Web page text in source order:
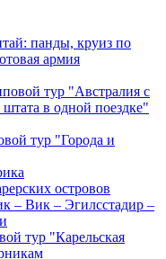
панды, круиз по
армия
тур "Австралия с
штата в одной поездке"
тур "Города и
островов
– Вик – Эгилсстадир –
тур "Карельская